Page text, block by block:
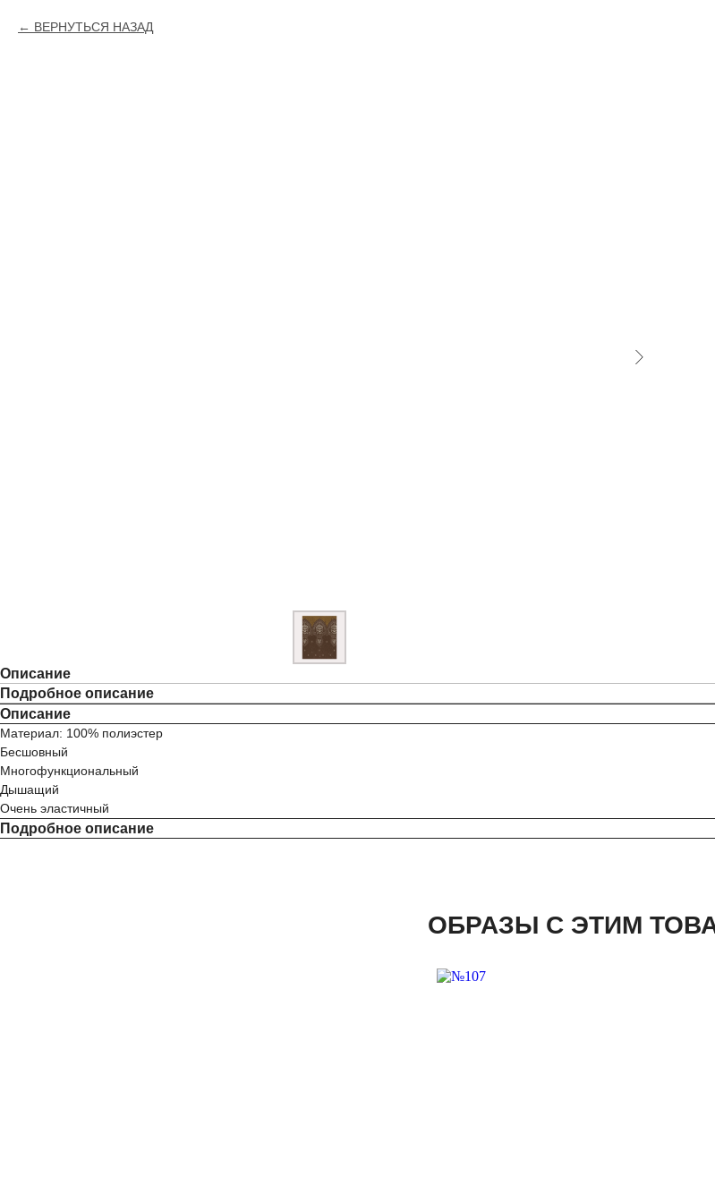
ВЕРНУТЬСЯ НАЗАД
Описание
Подробное описание
Описание
Материал: 100% полиэстер
Бесшовный
Многофункциональный
Дышащий
Очень эластичный
Подробное описание
ОБРАЗЫ С ЭТИМ